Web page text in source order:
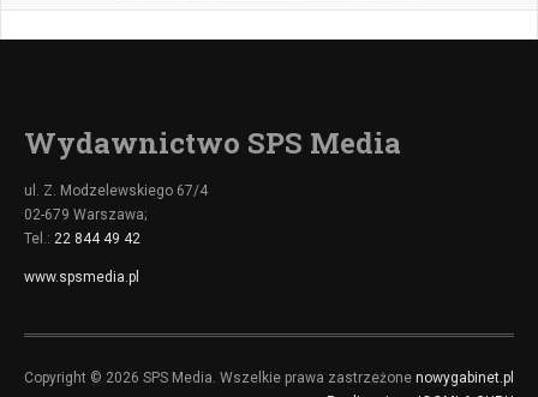
Wydawnictwo SPS Media
ul. Z. Modzelewskiego 67/4
02-679 Warszawa;
Tel.: 22 844 49 42
www.spsmedia.pl
Copyright © 2026 SPS Media. Wszelkie prawa zastrzeżone nowygabinet.pl